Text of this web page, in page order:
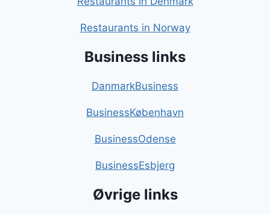
Restaurants in Norway
Business links
DanmarkBusiness
BusinessKøbenhavn
BusinessOdense
BusinessEsbjerg
Øvrige links